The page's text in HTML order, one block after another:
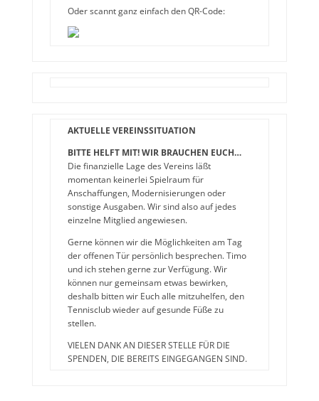
Oder scannt ganz einfach den QR-Code:
AKTUELLE VEREINSSITUATION
BITTE HELFT MIT! WIR BRAUCHEN EUCH…
Die finanzielle Lage des Vereins läßt
momentan keinerlei Spielraum für
Anschaffungen, Modernisierungen oder
sonstige Ausgaben. Wir sind also auf jedes
einzelne Mitglied angewiesen.
Gerne können wir die Möglichkeiten am Tag
der offenen Tür persönlich besprechen. Timo
und ich stehen gerne zur Verfügung. Wir
können nur gemeinsam etwas bewirken,
deshalb bitten wir Euch alle mitzuhelfen, den
Tennisclub wieder auf gesunde Füße zu
stellen.
VIELEN DANK AN DIESER STELLE FÜR DIE
SPENDEN, DIE BEREITS EINGEGANGEN SIND.